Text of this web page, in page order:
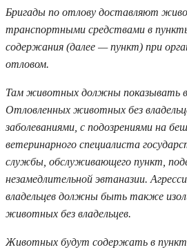
Бригады по отлову доставляют
транспортными средствами в
содержания (далее — пункт) при
отловом.
Там животных должны показывать
Отловленных животных без
заболеваниями, с подозрениями на
ветеринарного специалиста
службы, обслуживающего пункт,
незамедлительной эвтаназии.
владельцев должны быть также
животных без владельцев.
Животных будут содержать в